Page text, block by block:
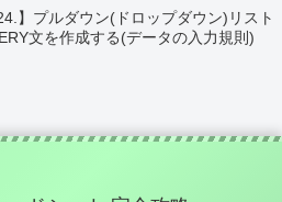
】プルダウン(ドロップダウン)リスト
文を作成する(データの入力規則)